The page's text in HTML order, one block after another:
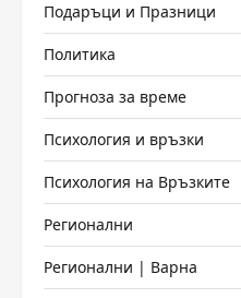
Подаръци и Празници
Политика
Прогноза за време
Психология и връзки
Психология на Връзките
Регионални
Регионални | Варна